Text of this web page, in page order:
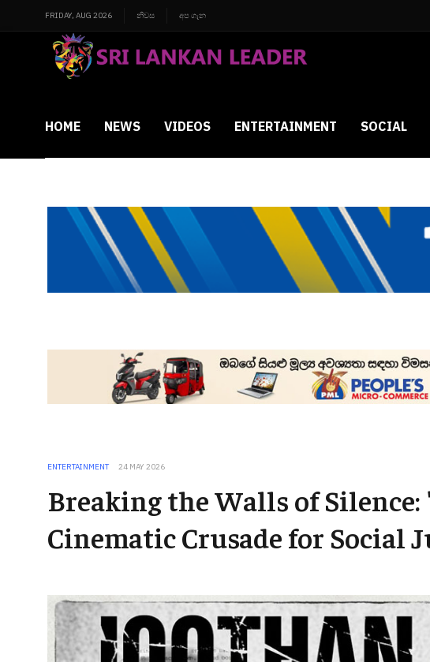
FRIDAY, AUG 2026 නිවස අප ගැන
HOME NEWS VIDEOS ENTERTAINMENT SOCIAL
ENTERTAINMENT 24 MAY 2026
Breaking the Walls of Silence:
Cinematic Crusade for Social